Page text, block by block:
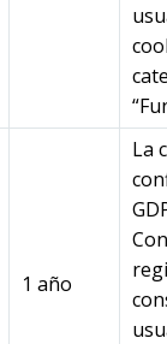
1 año
La